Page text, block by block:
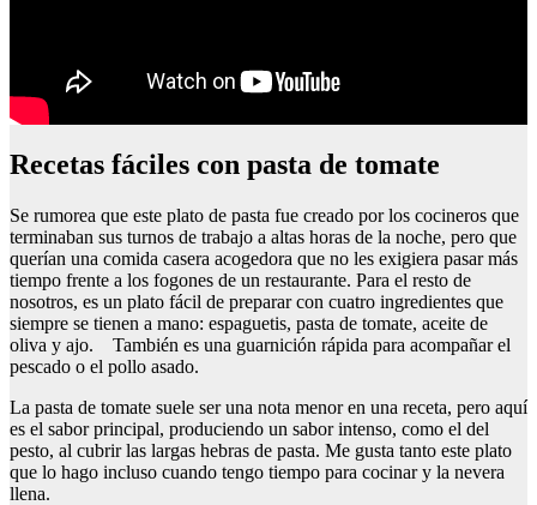
Recetas fáciles con pasta de tomate
Se rumorea que este plato de pasta fue creado por los cocineros que
terminaban sus turnos de trabajo a altas horas de la noche, pero que
querían una comida casera acogedora que no les exigiera pasar más
tiempo frente a los fogones de un restaurante. Para el resto de
nosotros, es un plato fácil de preparar con cuatro ingredientes que
siempre se tienen a mano: espaguetis, pasta de tomate, aceite de
oliva y ajo. También es una guarnición rápida para acompañar el
pescado o el pollo asado.
La pasta de tomate suele ser una nota menor en una receta, pero aquí
es el sabor principal, produciendo un sabor intenso, como el del
pesto, al cubrir las largas hebras de pasta. Me gusta tanto este plato
que lo hago incluso cuando tengo tiempo para cocinar y la nevera
llena.